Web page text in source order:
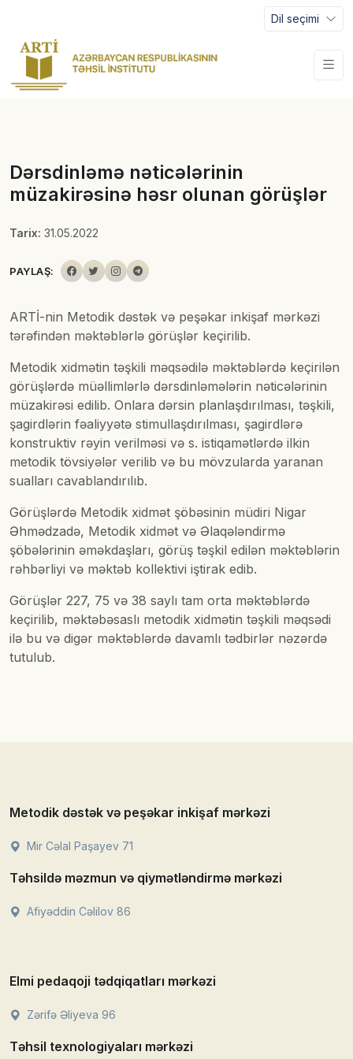
Dil seçimi
Dərsdinləmə nəticələrinin
müzakirəsinə həsr olunan görüşlər
Tarix: 31.05.2022
PAYLAŞ:
ARTİ-nin Metodik dəstək və peşəkar inkişaf mərkəzi
tərəfindən məktəblərlə görüşlər keçirilib.
Metodik xidmətin təşkili məqsədilə məktəblərdə keçirilən
görüşlərdə müəllimlərlə dərsdinləmələrin nəticələrinin
müzakirəsi edilib. Onlara dərsin planlaşdırılması, təşkili,
şagirdlərin fəaliyyətə stimullaşdırılması, şagirdlərə
konstruktiv rəyin verilməsi və s. istiqamətlərdə ilkin
metodik tövsiyələr verilib və bu mövzularda yaranan
sualları cavablandırılıb.
Görüşlərdə Metodik xidmət şöbəsinin müdiri Nigar
Əhmədzadə, Metodik xidmət və Əlaqələndirmə
şöbələrinin əməkdaşları, görüş təşkil edilən məktəblərin
rəhbərliyi və məktəb kollektivi iştirak edib.
Görüşlər 227, 75 və 38 saylı tam orta məktəblərdə
keçirilib, məktəbəsaslı metodik xidmətin təşkili məqsədi
ilə bu və digər məktəblərdə davamlı tədbirlər nəzərdə
tutulub.
Metodik dəstək və peşəkar inkişaf mərkəzi
Mir Cəlal Paşayev 71
Təhsildə məzmun və qiymətləndirmə mərkəzi
Afiyəddin Cəlilov 86
Elmi pedaqoji tədqiqatları mərkəzi
Zərifə Əliyeva 96
Təhsil texnologiyaları mərkəzi